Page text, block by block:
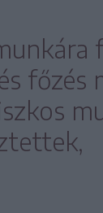
főzés